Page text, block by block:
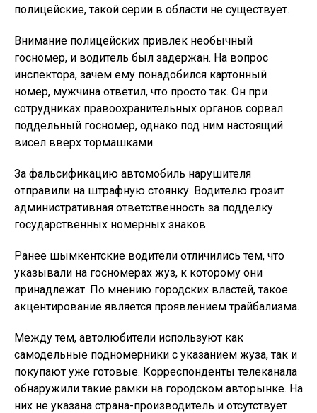
полицейские, такой серии в области не существует.
Внимание полицейских привлек необычный
госномер, и водитель был задержан. На вопрос
инспектора, зачем ему понадобился картонный
номер, мужчина ответил, что просто так. Он при
сотрудниках правоохранительных органов сорвал
поддельный госномер, однако под ним настоящий
висел вверх тормашками.
За фальсификацию автомобиль нарушителя
отправили на штрафную стоянку. Водителю грозит
административная ответственность за подделку
государственных номерных знаков.
Ранее шымкентские водители отличились тем, что
указывали на госномерах жуз, к которому они
принадлежат. По мнению городских властей, такое
акцентирование является проявлением трайбализма.
Между тем, автолюбители используют как
самодельные подномерники с указанием жуза, так и
покупают уже готовые. Корреспонденты телеканала
обнаружили такие рамки на городском авторынке. На
них не указана страна-производитель и отсутствует